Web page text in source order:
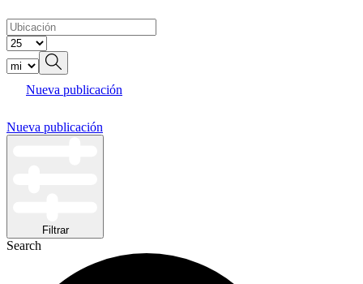
Nueva publicación
Nueva publicación
Filtrar
Search